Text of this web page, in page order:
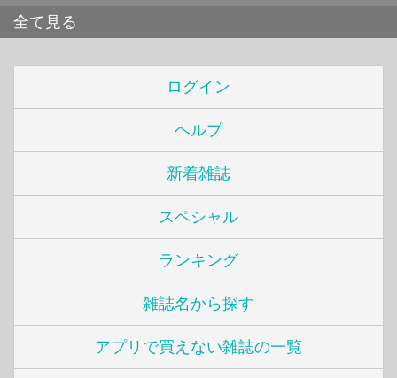
全て見る
ログイン
ヘルプ
新着雑誌
スペシャル
ランキング
雑誌名から探す
アプリで買えない雑誌の一覧